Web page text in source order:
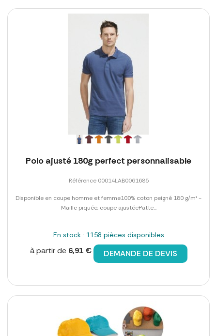
Polo ajusté 180g perfect personnalisable
Référence 00014LAB0061685
Disponible en coupe homme et femme100% coton peigné 180 g/m² -
Maille piquée, coupe ajustéePatte...
En stock : 1158 pièces disponibles
à partir de 6,91 € DEMANDE DE DEVIS